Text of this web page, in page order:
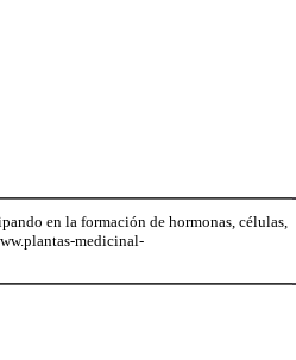
en la formación de hormonas, células,
medicinal-